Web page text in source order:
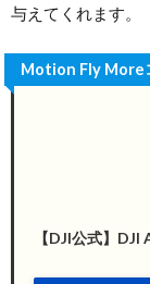
与えてくれます。
【DJI公式】
Motion Fly More